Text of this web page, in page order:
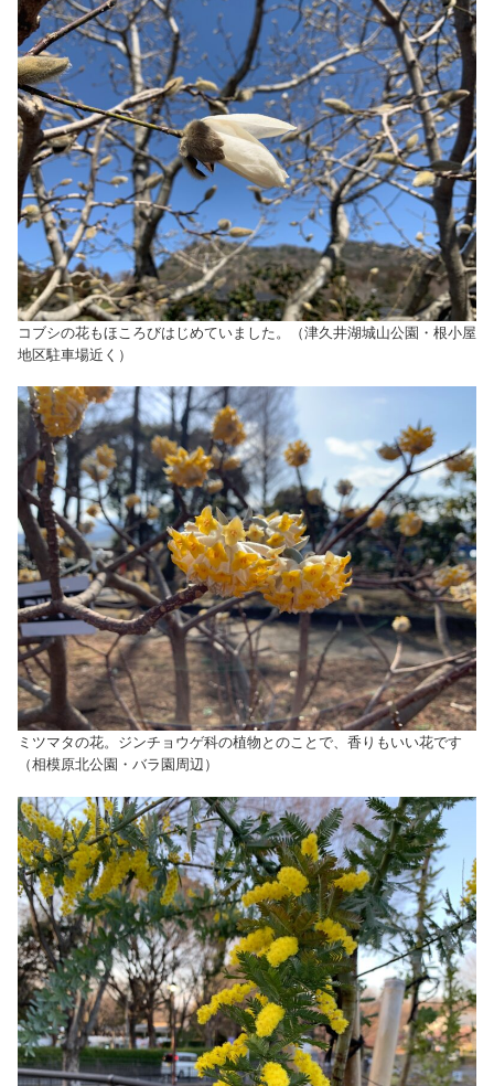
コブシの花もほころびはじめていました。（津久井湖城山公園・根小屋
地区駐車場近く）
ミツマタの花。ジンチョウゲ科の植物とのことで、香りもいい花です
（相模原北公園・バラ園周辺）